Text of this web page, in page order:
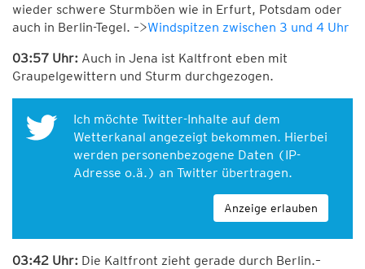
wieder schwere Sturmböen wie in Erfurt, Potsdam oder
auch in Berlin-Tegel. –>Windspitzen zwischen 3 und 4 Uhr
03:57 Uhr: Auch in Jena ist Kaltfront eben mit
Graupelgewittern und Sturm durchgezogen.
Ich möchte Twitter-Inhalte auf dem
Wetterkanal angezeigt bekommen. Hierbei
werden personenbezogene Daten (IP-
Adresse o.ä.) an Twitter übertragen.
Anzeige erlauben
03:42 Uhr: Die Kaltfront zieht gerade durch Berlin.–